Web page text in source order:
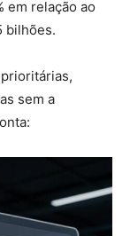
em relação ao
bilhões.
sem a